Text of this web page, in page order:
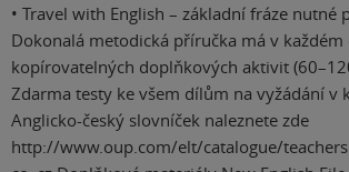
• Travel with English – základní fráze nutné
Dokonalá metodická příručka má v
kopírovatelných doplňkových aktivit
Zdarma testy ke všem dílům na vyžádání v
Anglicko-český slovníček naleznete zde
http://www.oup.com/elt/catalogue/